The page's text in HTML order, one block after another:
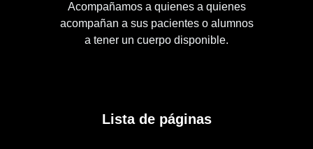
Acompañamos a quienes a quienes
acompañan a sus pacientes o alumnos
a tener un cuerpo disponible.
Lista de páginas